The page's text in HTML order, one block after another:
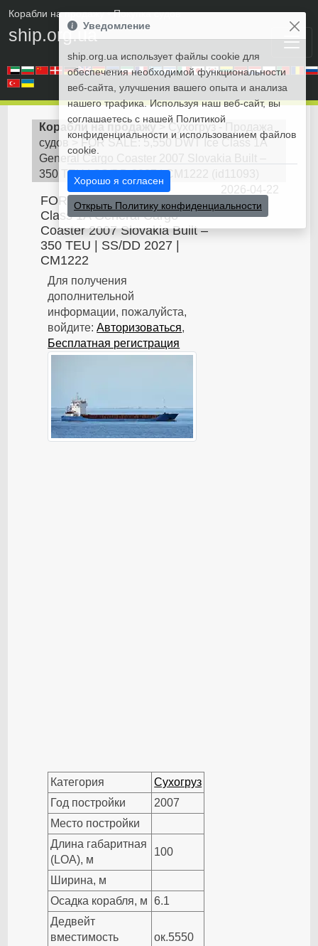
Корабли на продажу• Покупка судов
ship.org.ua
Корабли на продажу
Сухогруз - Продажа
судов
FOR SALE: 5,550 DWT Ice Class 1A
General Cargo Coaster 2007 Slovakia Built –
350 TEU | SS/DD 2027 | CM1222
id11093
2026-04-22
FOR SALE: 5,550 DWT Ice
Class 1A General Cargo
Coaster 2007 Slovakia Built –
350 TEU | SS/DD 2027 |
CM1222
Для получения
дополнительной
информации, пожалуйста,
войдите:Авторизоваться,
Бесплатная регистрация
Категория
Сухогруз
Год постройки
2007
Место постройки
Длина габаритная
(LOA), м
100
Ширина, м
Осадка корабля, м
6.1
Дедвейт
вместимость
ок.5550
Уведомление
ship.org.ua использует файлы cookie для
обеспечения необходимой функциональности
веб-сайта, улучшения вашего опыта и анализа
нашего трафика. Используя наш веб-сайт, вы
соглашаетесь с нашей Политикой
конфиденциальности и использованием файлов
cookie.
Хорошо я согласен
Открыть Политику конфиденциальности